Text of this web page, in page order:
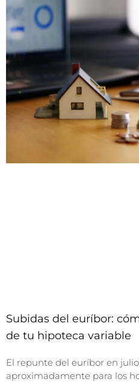
Subidas del euríbor:
de tu hipoteca variable
El repunte del euríbor en
aproximadamente para los